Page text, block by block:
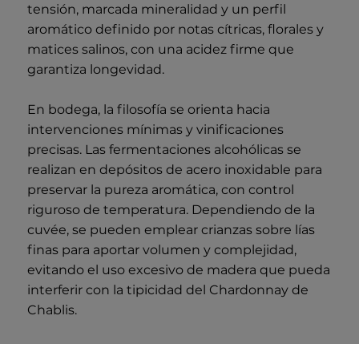
tensión, marcada mineralidad y un perfil
aromático definido por notas cítricas, florales y
matices salinos, con una acidez firme que
garantiza longevidad.
En bodega, la filosofía se orienta hacia
intervenciones mínimas y vinificaciones
precisas. Las fermentaciones alcohólicas se
realizan en depósitos de acero inoxidable para
preservar la pureza aromática, con control
riguroso de temperatura. Dependiendo de la
cuvée, se pueden emplear crianzas sobre lías
finas para aportar volumen y complejidad,
evitando el uso excesivo de madera que pueda
interferir con la tipicidad del Chardonnay de
Chablis.